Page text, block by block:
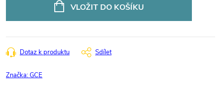
VLOŽIT DO KOŠÍKU
Dotaz k produktu Sdílet
Značka:GCE